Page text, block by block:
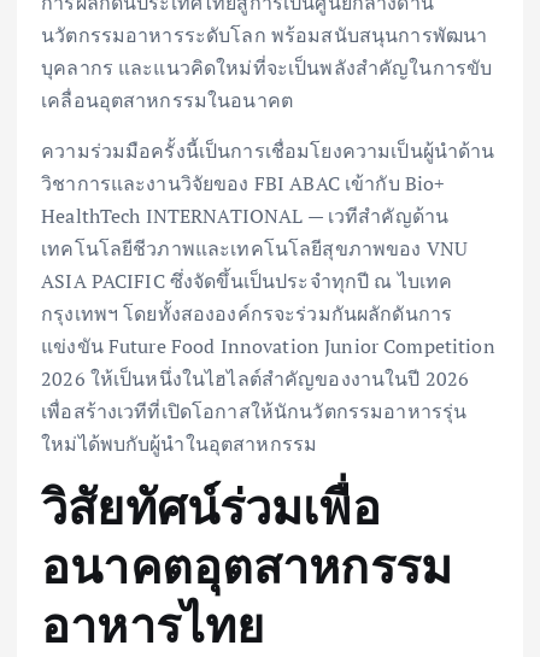
นวัตกรรมอาหารระดับโลก พร้อมสนับสนุนการพัฒนา
บุคลากร และแนวคิดใหม่ที่จะเป็นพลังสำคัญในการขับ
เคลื่อนอุตสาหกรรมในอนาคต
ความร่วมมือครั้งนี้เป็นการเชื่อมโยงความเป็นผู้นำด้าน
วิชาการและงานวิจัยของ FBI ABAC เข้ากับ Bio+
HealthTech INTERNATIONAL — เวทีสำคัญด้าน
เทคโนโลยีชีวภาพและเทคโนโลยีสุขภาพของ VNU
ASIA PACIFIC ซึ่งจัดขึ้นเป็นประจำทุกปี ณ ไบเทค
กรุงเทพฯ โดยทั้งสององค์กรจะร่วมกันผลักดันการ
แข่งขัน Future Food Innovation Junior Competition
2026 ให้เป็นหนึ่งในไฮไลต์สำคัญของงานในปี 2026
เพื่อสร้างเวทีที่เปิดโอกาสให้นักนวัตกรรมอาหารรุ่น
ใหม่ได้พบกับผู้นำในอุตสาหกรรม
วิสัยทัศน์ร่วมเพื่อ
อนาคตอุตสาหกรรม
อาหารไทย